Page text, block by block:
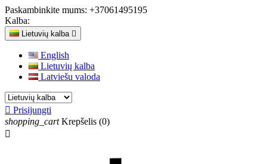
Paskambinkite mums: +37061495195
Kalba:
Lietuvių kalba 
English
Lietuvių kalba
Latviešu valoda
 Prisijungti
shopping_cart Krepšelis (0)
